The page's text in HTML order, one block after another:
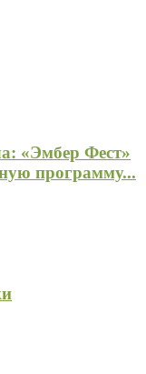
«Эмбер Фест»
программу...